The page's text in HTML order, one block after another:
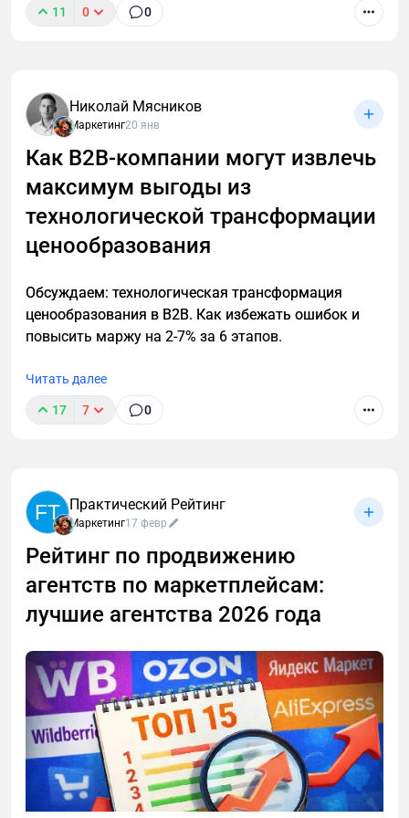
В B2B нечасто встретишь четко сформулированное
крупных производственных компаний есть
крупные мощности, советское наследие и сайт,
написанный еще на html-табличке. Обороты просто
гигантские! А маркетинга нет вообще… И это
грустно. Но!
11 0 0
Николай Мясников
Маркетинг20 янв
Как B2B-компании могут извлечь
максимум выгоды из
технологической трансформации
ценообразования
Обсуждаем: технологическая трансформация
ценообразования в B2B. Как избежать ошибок и
повысить маржу на 2-7% за 6 этапов.
Читать далее
17 7 0
FT Практический Рейтинг
Маркетинг17 февр
Рейтинг по продвижению
агентств по маркетплейсам:
лучшие агентства 2026 года